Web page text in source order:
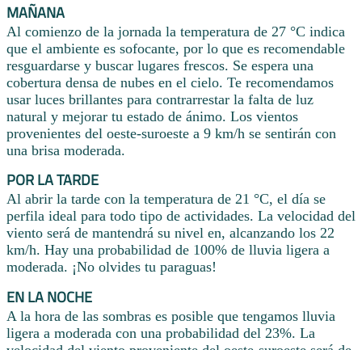
MAÑANA
Al comienzo de la jornada la temperatura de 27 °C indica
que el ambiente es sofocante, por lo que es recomendable
resguardarse y buscar lugares frescos. Se espera una
cobertura densa de nubes en el cielo. Te recomendamos
usar luces brillantes para contrarrestar la falta de luz
natural y mejorar tu estado de ánimo. Los vientos
provenientes del oeste-suroeste a 9 km/h se sentirán con
una brisa moderada.
POR LA TARDE
Al abrir la tarde con la temperatura de 21 °C, el día se
perfila ideal para todo tipo de actividades. La velocidad del
viento será de mantendrá su nivel en, alcanzando los 22
km/h. Hay una probabilidad de 100% de lluvia ligera a
moderada. ¡No olvides tu paraguas!
EN LA NOCHE
A la hora de las sombras es posible que tengamos lluvia
ligera a moderada con una probabilidad del 23%. La